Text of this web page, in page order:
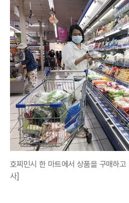
호찌민시 한 마트에서 상품을 구매하
사]